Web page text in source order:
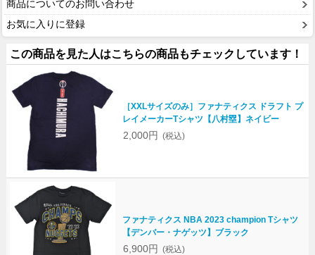
商品についてのお問い合わせ
お気に入りに登録
この商品を見た人はこちらの商品もチェックしています！
［XXLサイズのみ］ファナティクス ドラフト プ
レイメーカーTシャツ【八村塁】ネイビー
2,000円 (税込)
ファナティクス NBA 2023 champion Tシャツ
【デンバー・ナゲッツ】ブラック
6,900円 (税込)